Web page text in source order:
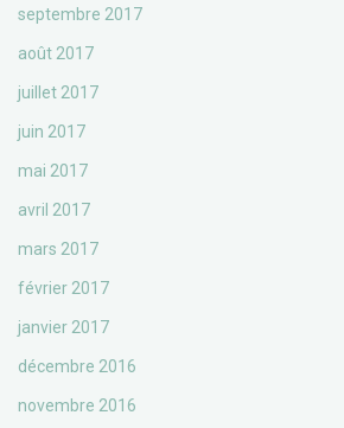
septembre 2017
août 2017
juillet 2017
juin 2017
mai 2017
avril 2017
mars 2017
février 2017
janvier 2017
décembre 2016
novembre 2016